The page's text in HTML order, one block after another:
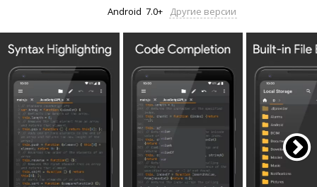
Android 7.0+ Другие версии